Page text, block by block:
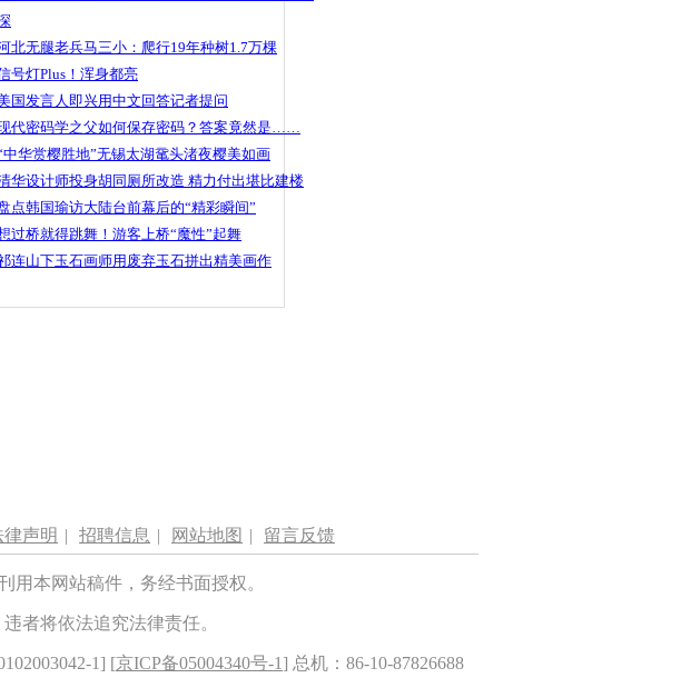
北无腿老兵马三小：爬行19年种树1.7万棵
号灯Plus！浑身都亮
国发言人即兴用中文回答记者提问
代密码学之父如何保存密码？答案竟然是……
中华赏樱胜地”无锡太湖鼋头渚夜樱美如画
华设计师投身胡同厕所改造 精力付出堪比建楼
点韩国瑜访大陆台前幕后的“精彩瞬间”
过桥就得跳舞！游客上桥“魔性”起舞
连山下玉石画师用废弃玉石拼出精美画作
律声明 | 招聘信息 | 网站地图 | 留言反馈
用本网站稿件，务经书面授权。
者将依法追究法律责任。
1] [京ICP备05004340号-1] 总机：86-10-87826688